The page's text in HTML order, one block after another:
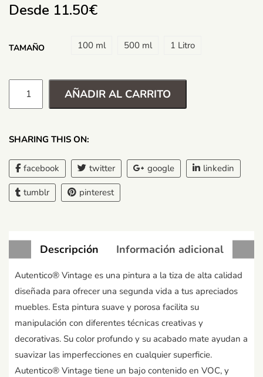
Desde 11.50€
TAMAÑO 100 ml 500 ml 1 Litro
AÑADIR AL CARRITO
SHARING THIS ON:
facebook twitter google linkedin
tumblr pinterest
Descripción Información adicional
Autentico® Vintage es una pintura a la tiza de alta calidad
diseñada para ofrecer una segunda vida a tus apreciados
muebles. Esta pintura suave y porosa facilita su
manipulación con diferentes técnicas creativas y
decorativas. Su color profundo y su acabado mate ayudan a
suavizar las imperfecciones en cualquier superficie.
Autentico® Vintage tiene un bajo contenido en VOC, y